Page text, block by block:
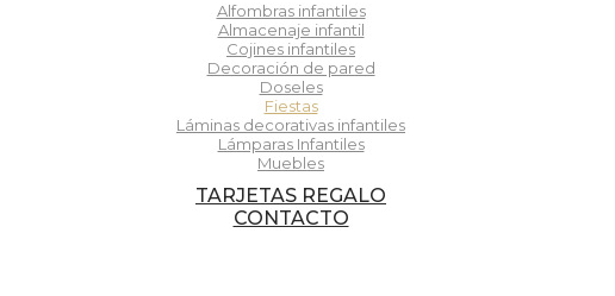
Alfombras infantiles
Almacenaje infantil
Cojines infantiles
Decoración de pared
Doseles
Fiestas
Láminas decorativas infantiles
Lámparas Infantiles
Muebles
TARJETAS REGALO
CONTACTO